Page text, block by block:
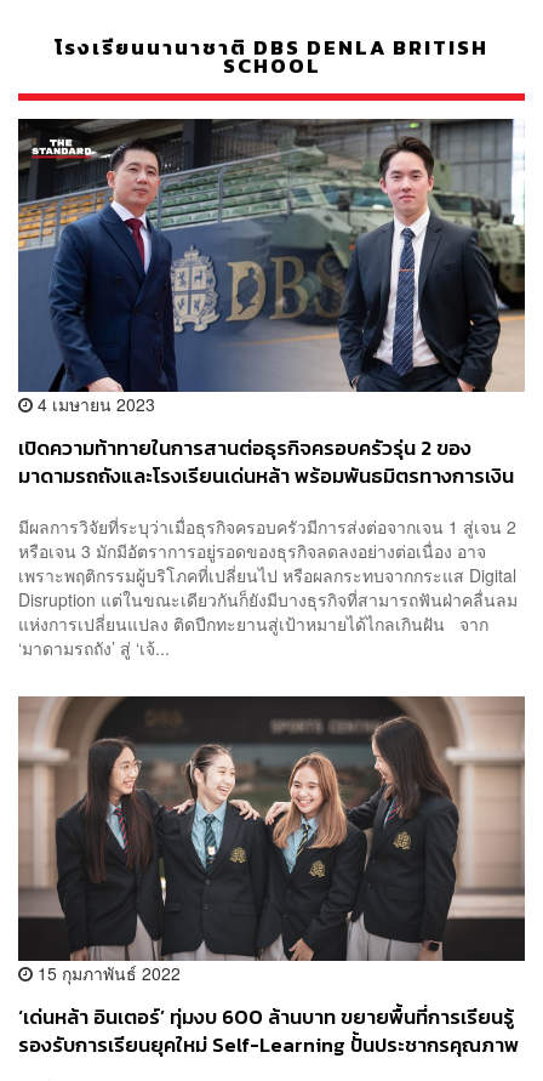
โรงเรียนนานาชาติ DBS DENLA BRITISH
SCHOOL
4 เมษายน 2023
เปิดความท้าทายในการสานต่อธุรกิจครอบครัวรุ่น 2 ของ
มาดามรถถังและโรงเรียนเด่นหล้า พร้อมพันธมิตรทางการเงิน
มีผลการวิจัยที่ระบุว่าเมื่อธุรกิจครอบครัวมีการส่งต่อจากเจน 1 สู่เจน 2
หรือเจน 3 มักมีอัตราการอยู่รอดของธุรกิจลดลงอย่างต่อเนื่อง อาจ
เพราะพฤติกรรมผู้บริโภคที่เปลี่ยนไป หรือผลกระทบจากกระแส Digital
Disruption แต่ในขณะเดียวกันก็ยังมีบางธุรกิจที่สามารถฟันฝ่าคลื่นลม
แห่งการเปลี่ยนแปลง ติดปีกทะยานสู่เป้าหมายได้ไกลเกินฝัน จาก
‘มาดามรถถัง’ สู่ ‘เจ้...
15 กุมภาพันธ์ 2022
‘เด่นหล้า อินเตอร์’ ทุ่มงบ 600 ล้านบาท ขยายพื้นที่การเรียนรู้
รองรับการเรียนยุคใหม่ Self-Learning ปั้นประชากรคุณภาพ